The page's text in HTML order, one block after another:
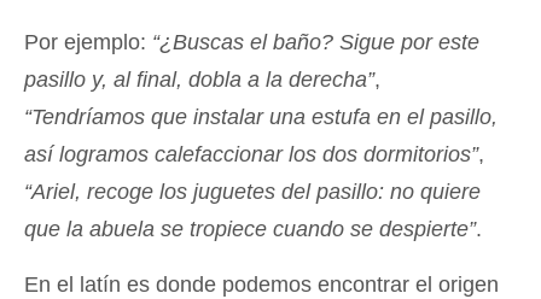
Por ejemplo: “¿Buscas el baño? Sigue por este
pasillo y, al final, dobla a la derecha”,
“Tendríamos que instalar una estufa en el pasillo,
así logramos calefaccionar los dos dormitorios”,
“Ariel, recoge los juguetes del pasillo: no quiere
que la abuela se tropiece cuando se despierte”.
En el latín es donde podemos encontrar el origen